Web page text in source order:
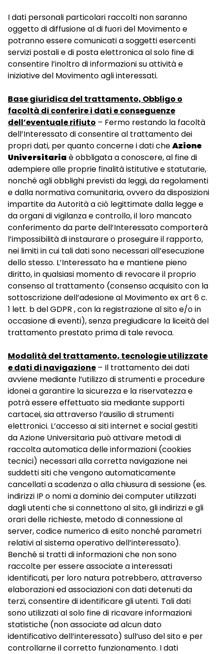
I dati personali particolari raccolti non saranno
oggetto di diffusione al di fuori del Movimento e
potranno essere comunicati a soggetti esercenti
servizi postali e di posta elettronica al solo fine di
consentire l’inoltro di informazioni su attività e
iniziative del Movimento agli interessati.
Base giuridica del trattamento, Obbligo o
facoltà di conferire i dati e conseguenze
dell’eventuale rifiuto – Fermo restando la facoltà
dell’Interessato di consentire al trattamento dei
propri dati, per quanto concerne i dati cheAzione
Universitaria è obbligata a conoscere, al fine di
adempiere alle proprie finalità istitutive e statutarie,
nonché agli obblighi previsti da leggi, da regolamenti
e dalla normativa comunitaria, ovvero da disposizioni
impartite da Autorità a ciò legittimate dalla legge e
da organi di vigilanza e controllo, il loro mancato
conferimento da parte dell’Interessato comporterà
l’impossibilità di instaurare o proseguire il rapporto,
nei limiti in cui tali dati sono necessari all’esecuzione
dello stesso. L’Interessato ha e mantiene pieno
diritto, in qualsiasi momento di revocare il proprio
consenso al trattamento (consenso acquisito con la
sottoscrizione dell’adesione al Movimento ex art 6 c.
1 lett. b del GDPR , con la registrazione al sito e/o in
occasione di eventi), senza pregiudicare la liceità del
trattamento prestato prima di tale revoca.
Modalità del trattamento, tecnologie utilizzate
e dati di navigazione – Il trattamento dei dati
avviene mediante l’utilizzo di strumenti e procedure
idonei a garantire la sicurezza e la riservatezza e
potrà essere effettuato sia mediante supporti
cartacei, sia attraverso l’ausilio di strumenti
elettronici. L’accesso ai siti internet e social gestiti
da Azione Universitaria può attivare metodi di
raccolta automatica delle informazioni (cookies
tecnici) necessari alla corretta navigazione nei
suddetti siti che vengono automaticamente
cancellati a scadenza o alla chiusura di sessione (es.
indirizzi IP o nomi a dominio dei computer utilizzati
dagli utenti che si connettono al sito, gli indirizzi e gli
orari delle richieste, metodo di connessione al
server, codice numerico di esito nonché parametri
relativi al sistema operativo dell’interessato).
Benché si tratti di informazioni che non sono
raccolte per essere associate a interessati
identificati, per loro natura potrebbero, attraverso
elaborazioni ed associazioni con dati detenuti da
terzi, consentire di identificare gli utenti. Tali dati
sono utilizzati al solo fine di ricavare informazioni
statistiche (non associate ad alcun dato
identificativo dell’interessato) sull’uso del sito e per
controllarne il corretto funzionamento. I dati